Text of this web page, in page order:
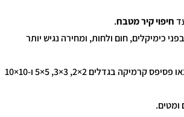
חיפוי קיר מטבח.
כימיקלים, חום ולחות, ומחירה נגיש יותר
בקטלוג שלנו תמצאו פסיפס קרמיקה בגדלים 2×2, 3×3, 5×5 ו-10×10
ומטים.